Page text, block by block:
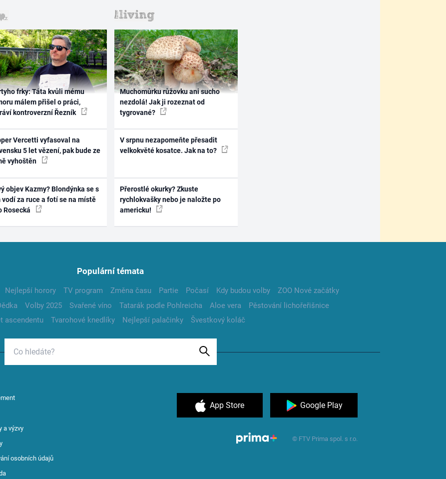
frky: Táta kvůli mému
málem přišel o práci,
kontroverzní Řezník
Vercetti vyfasoval na
5 let vězení, pak bude ze
vyhoštěn
objev Kazmy? Blondýnka se s
vodí za ruce a fotí se na místě
Rosecká
Muchomůrku růžovku ani sucho
nezdolá! Jak ji rozeznat od
tygrované?
V srpnu nezapomeňte přesadit
velkokvěté kosatce. Jak na to?
Přerostlé okurky? Zkuste
rychlokvašky nebo je naložte po
americku!
Populární témata
Nejlepší horory TV program Změna času Partie Počasí Kdy budou volby
ZOO Nové začátky
Volby 2025 Svařené víno Tatarák podle Pohlreicha Aloe vera
Pěstování lichořeřišnice
ascendentu
Tvarohové knedlíky Nejlepší palačinky Švestkový koláč
a výzvy
osobních údajů
App Store Google Play
© FTV Prima spol. s r.o.